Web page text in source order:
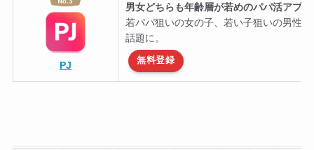
PJ
男女どちらも年齢層が若めのパパ活アプリ
若パパ狙いの女の子、若い子狙いの男性
話題に。
無料登録